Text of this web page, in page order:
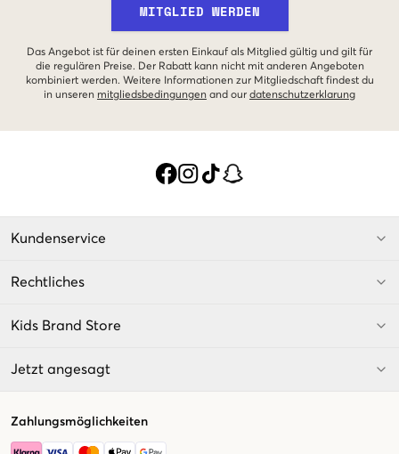
MITGLIED WERDEN
Das Angebot ist für deinen ersten Einkauf als Mitglied gültig und gilt für
die regulären Preise. Der Rabatt kann nicht mit anderen Angeboten
kombiniert werden. Weitere Informationen zur Mitgliedschaft findest du
in unseren mitgliedsbedingungen and our datenschutzerklarung
Kundenservice
Rechtliches
Kids Brand Store
Jetzt angesagt
Zahlungsmöglichkeiten